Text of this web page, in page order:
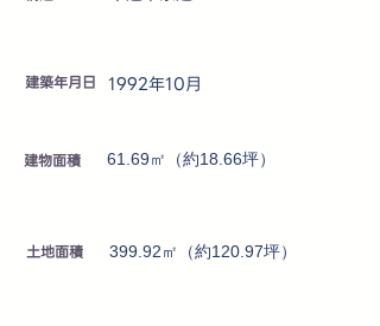
建築年月日 1992年10月
建物面積 61.69㎡（約18.66坪）
土地面積 399.92㎡（約120.97坪）